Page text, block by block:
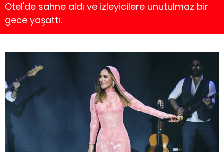
Otel'de sahne aldı ve izleyicilere unutulmaz bir
gece yaşattı.